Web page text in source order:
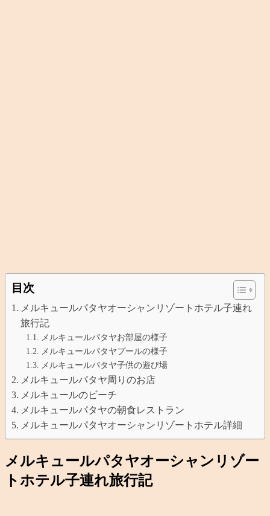
目次
メルキュールパタヤオーシャンリゾートホテル子連れ
旅行記
メルキュールパタヤお部屋の様子
メルキュールパタヤプールの様子
メルキュールパタヤ子供の遊び場
メルキュールパタヤ周りのお店
メルキュールのビーチ
メルキュールパタヤの朝食レストラン
メルキュールパタヤオーシャンリゾートホテル詳細
メルキュールパタヤオーシャンリゾー
トホテル子連れ旅行記